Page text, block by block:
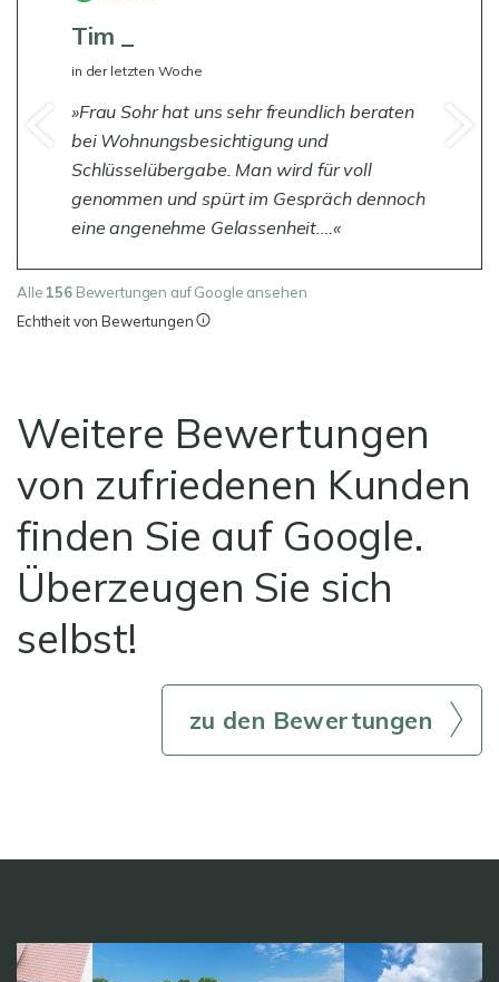
Tim _
in der letzten Woche
Frau Sohr hat uns sehr freundlich beraten
bei Wohnungsbesichtigung und
Schlüsselübergabe. Man wird für voll
genommen und spürt im Gespräch dennoch
eine angenehme Gelassenheit.…
Alle 156Bewertungen auf Google ansehen
Echtheit von Bewertungen
Weitere Bewertungen
von zufriedenen Kunden
finden Sie auf Google.
Überzeugen Sie sich
selbst!
zu den Bewertungen